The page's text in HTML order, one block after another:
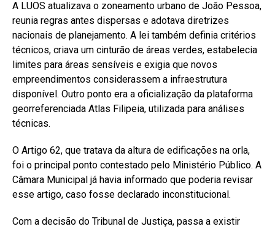
A LUOS atualizava o zoneamento urbano de João Pessoa,
reunia regras antes dispersas e adotava diretrizes
nacionais de planejamento. A lei também definia critérios
técnicos, criava um cinturão de áreas verdes, estabelecia
limites para áreas sensíveis e exigia que novos
empreendimentos considerassem a infraestrutura
disponível. Outro ponto era a oficialização da plataforma
georreferenciada Atlas Filipeia, utilizada para análises
técnicas.
O Artigo 62, que tratava da altura de edificações na orla,
foi o principal ponto contestado pelo Ministério Público. A
Câmara Municipal já havia informado que poderia revisar
esse artigo, caso fosse declarado inconstitucional.
Com a decisão do Tribunal de Justiça, passa a existir